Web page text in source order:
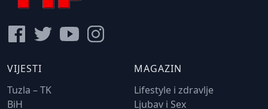
VIJESTI
Tuzla – TK
BiH
MAGAZIN
Lifestyle i zdravlje
Ljubav i Sex